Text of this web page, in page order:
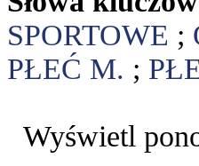
SPORTOWE ;
PŁEĆ M. ;
Wyświetl